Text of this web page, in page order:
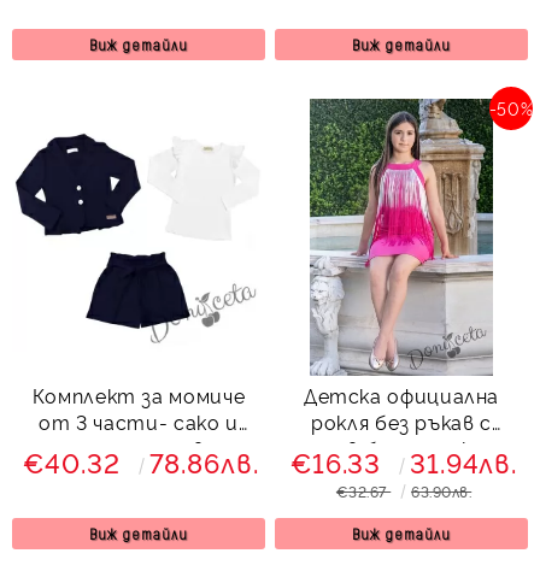
Виж детайли Виж детайли
Комплект за момиче
от 3 части- сако и
панталони в
тъмносиньо и блуза в
€40.32 78.86лв.
Виж детайли
Детска официална
рокля без ръкав с
ресни в бяло и циклама
-50%
€16.33 31.94лв.
€32.67 63.90лв.
Виж детайли